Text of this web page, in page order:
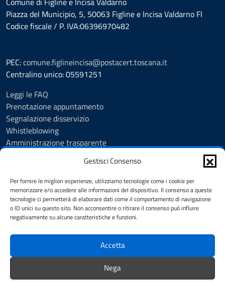
Gestisci Consenso
Per fornire le migliori esperienze, utilizziamo tecnologie come i cookie per
memorizzare e/o accedere alle informazioni del dispositivo. Il consenso a queste
tecnologie ci permetterà di elaborare dati come il comportamento di navigazione
o ID unici su questo sito. Non acconsentire o ritirare il consenso può influire
negativamente su alcune caratteristiche e funzioni.
Accetta
Nega
Piazza del Municipio, 5, 50063 Figline e Incisa Valdarno FI
Codice fiscale / P. IVA:06396970482
PEC:comune.figlineincisa@postacert.toscana.it
Centralino unico: 05591251
Leggi le FAQ
Prenotazione appuntamento
Segnalazione disservizio
Whistleblowing
Amministrazione trasparente
Albo Pretorio
Cookie Policy
Informativa privacy
Dichiarazione di accessibilità
SEGUICI SU
Facebook Instagram YouTube